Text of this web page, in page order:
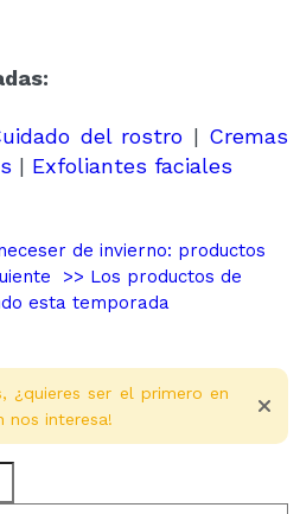
del rostro | Cremas
| Exfoliantes faciales
de invierno: productos
>> Los productos de
esta temporada
¿quieres ser el primero en
nos interesa!